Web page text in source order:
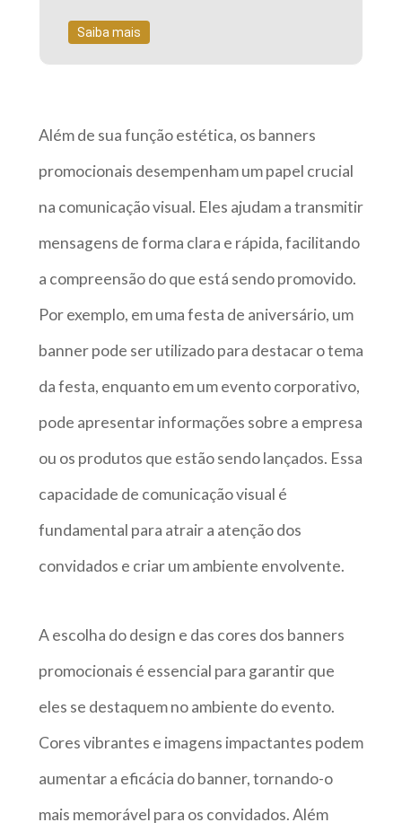
Saiba mais
Além de sua função estética, os banners
promocionais desempenham um papel crucial
na comunicação visual. Eles ajudam a transmitir
mensagens de forma clara e rápida, facilitando
a compreensão do que está sendo promovido.
Por exemplo, em uma festa de aniversário, um
banner pode ser utilizado para destacar o tema
da festa, enquanto em um evento corporativo,
pode apresentar informações sobre a empresa
ou os produtos que estão sendo lançados. Essa
capacidade de comunicação visual é
fundamental para atrair a atenção dos
convidados e criar um ambiente envolvente.
A escolha do design e das cores dos banners
promocionais é essencial para garantir que
eles se destaquem no ambiente do evento.
Cores vibrantes e imagens impactantes podem
aumentar a eficácia do banner, tornando-o
mais memorável para os convidados. Além